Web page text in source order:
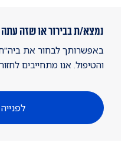
נמצא/ת בבירור או שזה
באפשרותך לבחור את ביה"ח
והטיפול. אנו מתחייבים